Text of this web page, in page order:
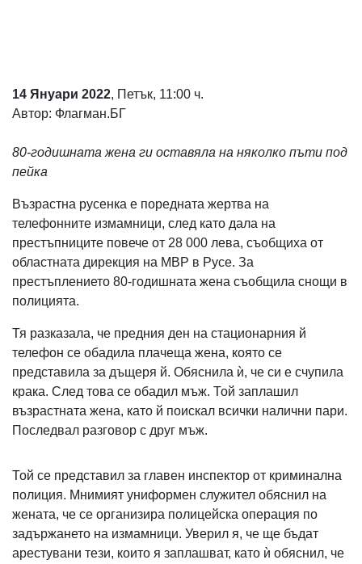
от
и
не
отговорност
тях!
Ако
обиден
за
вас
моля
ни!
14 Януари 2022, Петък, 11:00 ч.
Автор: Флагман.БГ
80-годишната жена ги оставяла на няколко пъти под
пейка
Възрастна русенка е поредната жертва на
телефонните измамници, след като дала на
престъпниците повече от 28 000 лева, съобщиха от
областната дирекция на МВР в Русе. За
престъплението 80-годишната жена съобщила снощи в
полицията.
Тя разказала, че предния ден на стационарния й
телефон се обадила плачеща жена, която се
представила за дъщеря й. Обяснила ѝ, че си е счупила
крака. След това се обадил мъж. Той заплашил
възрастната жена, като й поискал всички налични пари.
Последвал разговор с друг мъж.
Той се представил за главен инспектор от криминална
полиция. Мнимият униформен служител обяснил на
жената, че се организира полицейска операция по
задържането на измамници. Уверил я, че ще бъдат
арестувани тези, които я заплашват, като ѝ обяснил, че